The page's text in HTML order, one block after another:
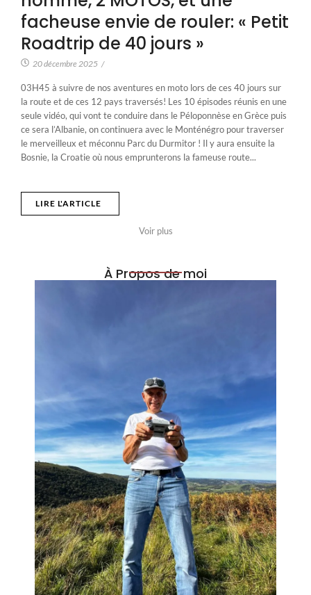
facheuse envie de rouler: « Petit
Roadtrip de 40 jours »
20 décembre 2025 /
03H45 à suivre de nos aventures en moto lors de ces 40 jours sur
la route et de ces 12 pays traversés! Les 10 épisodes réunis en une
seule vidéo, qui vont te conduire dans le Péloponnèse en Grèce puis
ce sera l’Albanie, on continuera avec le Monténégro pour traverser
le merveilleux et méconnu Parc du Durmitor ! Il y aura ensuite la
Bosnie, la Croatie où nous emprunterons la fameuse route...
LIRE L'ARTICLE
Voir plus
À Propos de moi